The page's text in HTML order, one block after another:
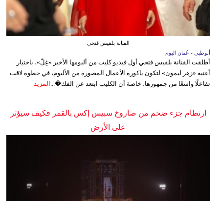
الفنانة بلقيس فتحي
أبوظبي - عُمان اليوم
أطلقت الفنانة بلقيس فتحي أول فيديو كليب من ألبومها الأخير «غِلّ»، باختيار
أغنية «زهر ليمون» لتكون باكورة الأعمال المصورة من الألبوم، في خطوة لاقت
تفاعلًا واسعًا من جمهورها، خاصة أن الكليب ابتعد عن الفك�... المزيد
ارتطام جزء ضخم من صاروخ سبيس إكس بالقمر فكيف سيؤثر
على الأرض